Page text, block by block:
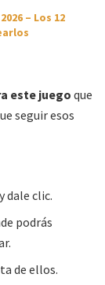
– Los 12
este juegoque
seguir esos
dale clic.
podrás
de ellos.